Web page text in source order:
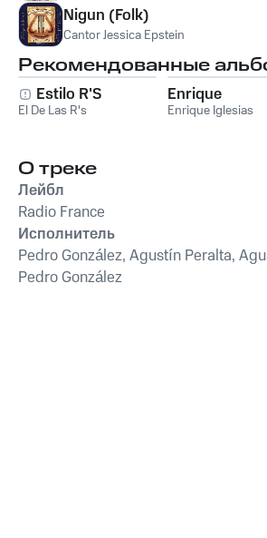
Nigun (Folk)
Cantor Jessica Epstein
Рекомендованные
Estilo R'S
El De Las R's
Enrique
Enrique Iglesias
О треке
Лейбл
Radio France
Исполнитель
Pedro González, Agustín Peralta,
Pedro González